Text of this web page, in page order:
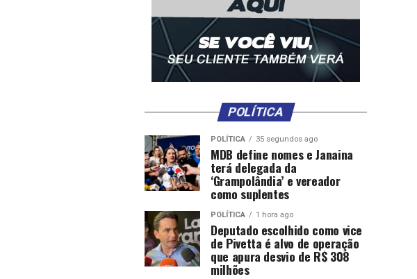
POLÍTICA
POLÍTICA 35 segundos ago
MDB define nomes e Janaina
terá delegada da
‘Grampolândia’ e vereador
como suplentes
POLÍTICA 1 hora ago
Deputado escolhido como vice
de Pivetta é alvo de operação
que apura desvio de R$ 308
milhões